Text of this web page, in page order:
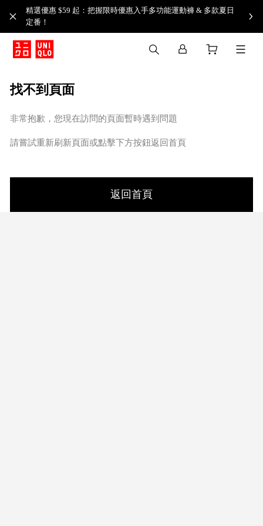
精選優惠 $59 起：把握限時優惠入手多功能運動褲 & 多款夏日
定番！​
找不到頁面
非常抱歉，您現在訪問的頁面暫時遇到問題
請嘗試重新刷新頁面或點擊下方按鈕返回首頁
返回首頁